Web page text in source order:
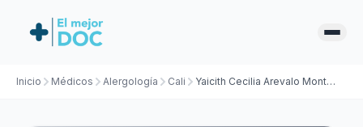
Inicio Médicos Alergología Cali Yaicith Cecilia Arevalo Montenegro